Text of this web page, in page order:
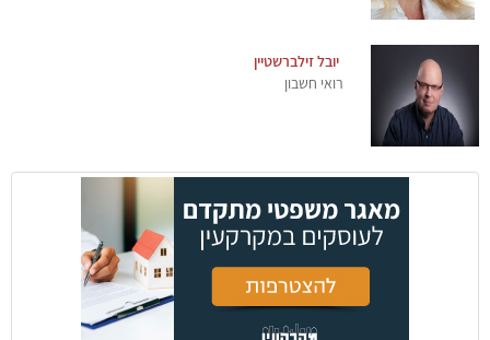
יובל זילברשטיין
רואי חשבון